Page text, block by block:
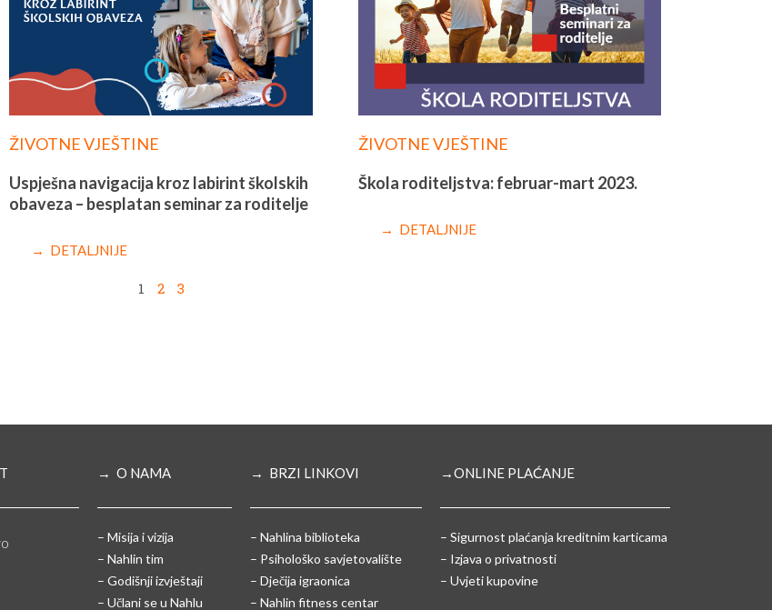
ŽIVOTNE VJEŠTINE
Uspješna navigacija kroz labirint školskih
obaveza – besplatan seminar za roditelje
→ DETALJNIJE
ŽIVOTNE VJEŠTINE
Škola roditeljstva: februar-mart 2023.
→ DETALJNIJE
1 2 3
→ O NAMA
– Misija i vizija
– Nahlin tim
– Godišnji izvještaji
– Učlani se u Nahlu
→ BRZI LINKOVI
– Nahlina biblioteka
– Psihološko savjetovalište
– Dječija igraonica
– Nahlin fitness centar
→ONLINE PLAĆANJE
– Sigurnost plaćanja kreditnim karticama
– Izjava o privatnosti
– Uvjeti kupovine